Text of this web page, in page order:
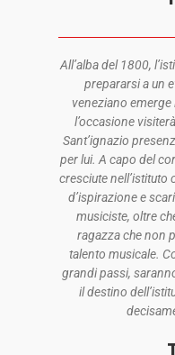
All’alba del 1800,
prepararsi a un
veneziano emerge
l’occasione
Sant’ignazio
per lui. A capo del
cresciute nell’istituto
d’ispirazione e
musiciste, oltre
ragazza che non
talento musicale.
grandi passi,
il destino